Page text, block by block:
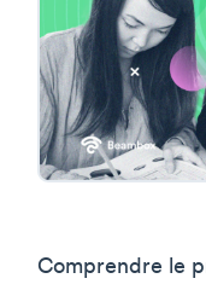
Comprendre le